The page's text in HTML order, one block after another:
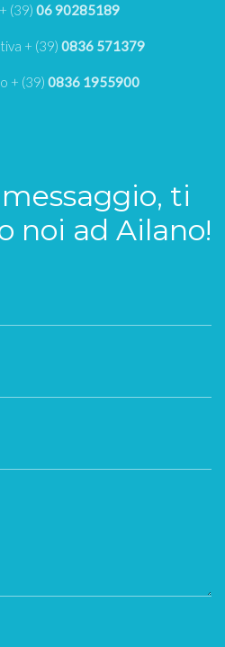
(39) 06 90285189
+ (39) 0836 571379
+ (39) 0836 1955900
ti
noi ad Ailano!